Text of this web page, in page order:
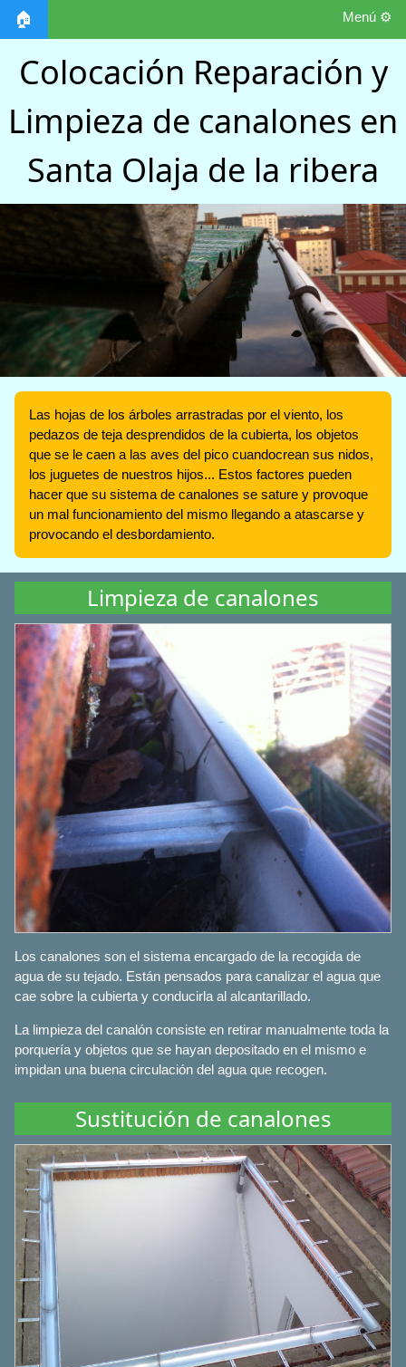
🏠 Menú ⚙️
Colocación Reparación y
Limpieza de canalones en
Santa Olaja de la ribera
Las hojas de los árboles arrastradas por el viento, los
pedazos de teja desprendidos de la cubierta, los objetos
que se le caen a las aves del pico cuandocrean sus nidos,
los juguetes de nuestros hijos... Estos factores pueden
hacer que su sistema de canalones se sature y provoque
un mal funcionamiento del mismo llegando a atascarse y
provocando el desbordamiento.
Limpieza de canalones
Los canalones son el sistema encargado de la recogida de
agua de su tejado. Están pensados para canalizar el agua que
cae sobre la cubierta y conducirla al alcantarillado.
La limpieza del canalón consiste en retirar manualmente toda la
porquería y objetos que se hayan depositado en el mismo e
impidan una buena circulación del agua que recogen.
Sustitución de canalones